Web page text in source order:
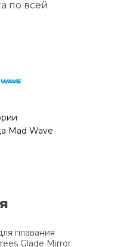
по всей
Mad Wave
плавания
Glade Mirror